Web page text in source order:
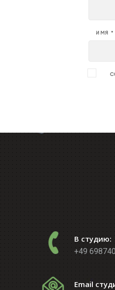
ИМЯ *
В студию:
+49
Email